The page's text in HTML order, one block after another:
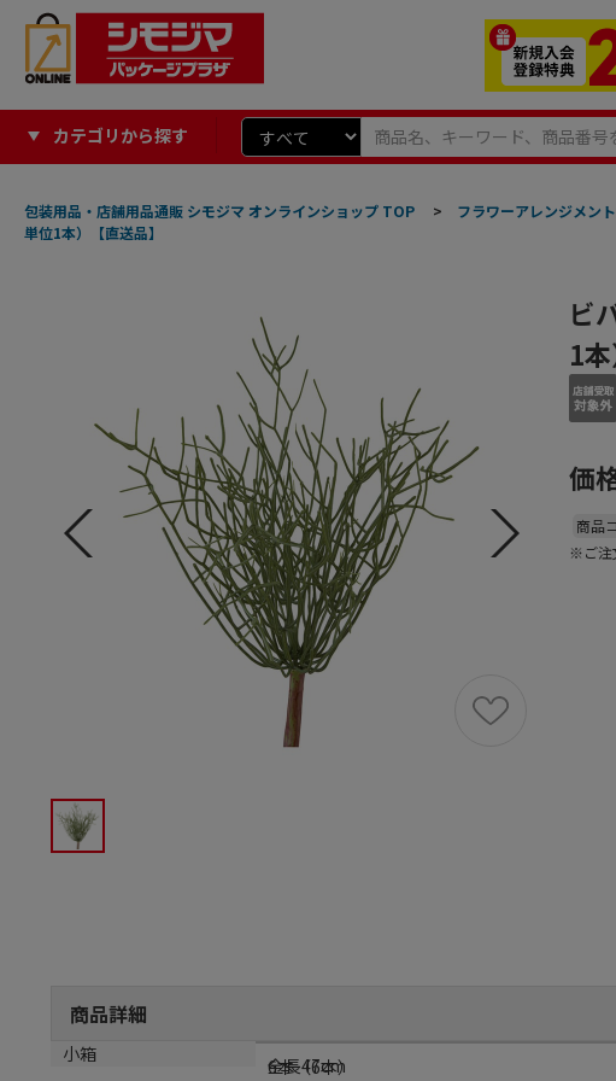
カテゴリから探す
包装用品・店舗用品通販 シモジマ オンラインショップ TOP > フラワーアレンジメン
単位1本）【直送品】
ビ
1
価
商品
※ご注
商品詳細
サイズ
全長47cm
小箱
6本（6本）